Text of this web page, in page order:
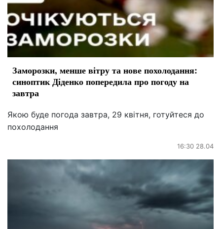
Заморозки, менше вітру та нове похолодання:
синоптик Діденко попередила про погоду на
завтра
Якою буде погода завтра, 29 квітня, готуйтеся до
похолодання
16:30 28.04